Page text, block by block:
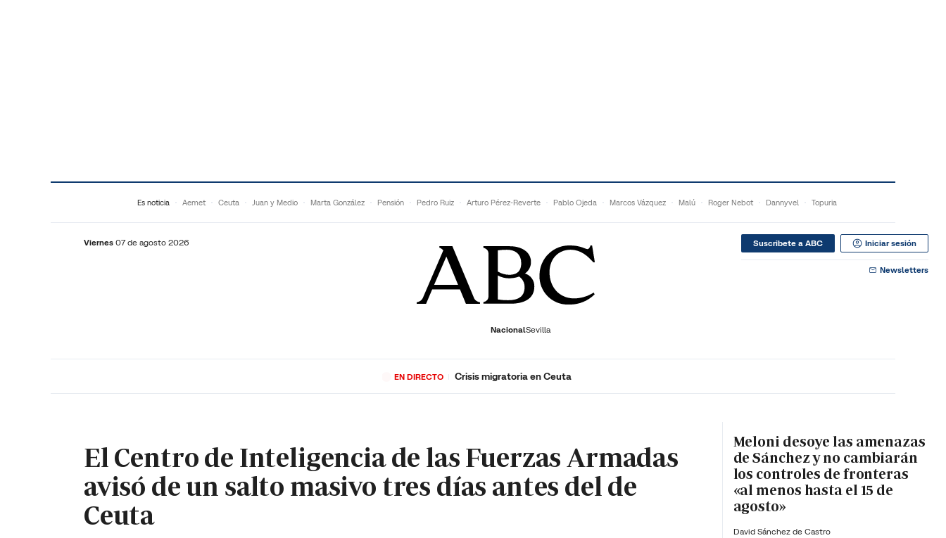
Es noticia Aemet Ceuta Juan y Medio Marta González Pensión Pedro Ruiz Arturo Pérez-Reverte Pablo Ojeda Marcos Vázquez Malú Roger Nebot Dannyvel Topuria
Viernes 07 de agosto 2026
NacionalSevilla
Suscribete a ABC Iniciar sesión
Newsletters
ECONOMÍADEPORTES SOCIEDADCULTURAGENTEPLAY
EN DIRECTO Crisis migratoria en Ceuta
El Centro de Inteligencia de las Fuerzas Armadas
avisó de un salto masivo tres días antes del de
Ceuta
Meloni desoye las amenazas
de Sánchez y no cambiarán
los controles de fronteras
«al menos hasta el 15 de
agosto»
David Sánchez de Castro